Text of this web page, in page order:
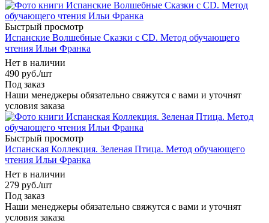
Быстрый просмотр
Испанские Волшебные Сказки с CD. Метод обучающего
чтения Ильи Франка
Нет в наличии
490 руб./шт
Под заказ
Наши менеджеры обязательно свяжутся с вами и уточнят
условия заказа
Быстрый просмотр
Испанская Коллекция. Зеленая Птица. Метод обучающего
чтения Ильи Франка
Нет в наличии
279 руб./шт
Под заказ
Наши менеджеры обязательно свяжутся с вами и уточнят
условия заказа